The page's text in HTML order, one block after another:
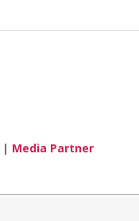
| Media Partner